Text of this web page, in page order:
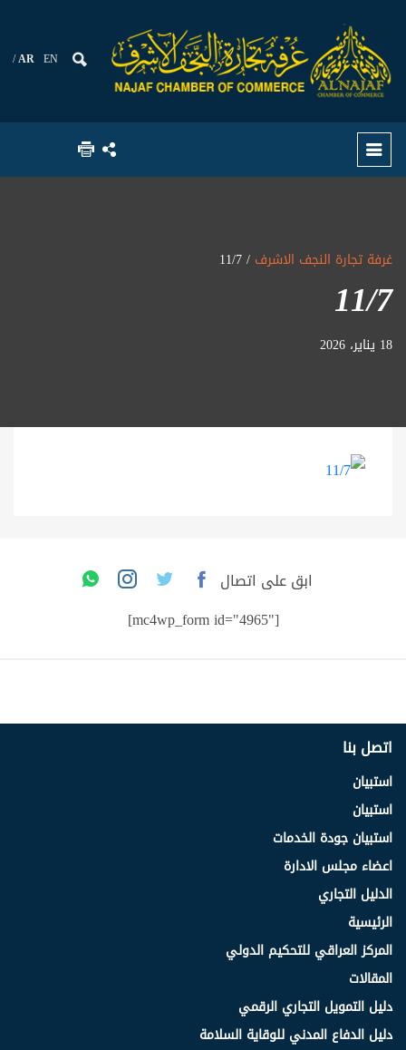
AR EN
غرفة تجارة النجف الاشرف / 11/7
11/7
18 يناير، 2026
ابق على اتصال
[mc4wp_form id="4965"]
اتصل بنا
استبيان
استبيان
استبيان جودة الخدمات
اعضاء مجلس الادارة
الدليل التجاري
الرئيسية
المركز العراقي للتحكيم الدولي
المقالات
دليل التمويل التجاري الرقمي
دليل الدفاع المدني للوقاية السلامة